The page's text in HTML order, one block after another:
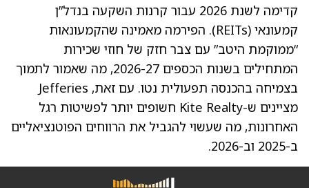
קדימה לשנת 2026 עבור קרנות השקעה בנדל”ן
קמעונאי (REITs). הפירמה מאמינה שהקמעונאות
“ממוקמת היטב” עם צבר חזק של חוזי שכירות
המתחילים בשנות הכספים 2026-27, מה שאמור לתמוך
בצמיחה בהכנסה תפעולית נטו. עם זאת, Jefferies
מציינים ש-Kite Realty חשופים יותר לפשיטות רגל
האחרונות, מה שעשוי להגביל את הרווחים הפוטנציאליים
ב-2025 וב-2026.